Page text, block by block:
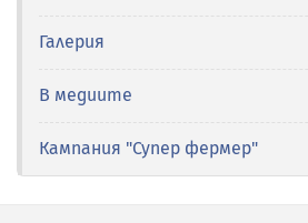
Галерия
В медиите
Кампания "Супер фермер"